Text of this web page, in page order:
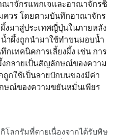
ณาจักรแพกเจและอาณาจักรชิ
ควร โดยตามบันทึกอาณาจักร
งมาสู่ประเทศญี่ปุ่นในภายหลัง
ำผึ้งถูกนำมาใช้ทำขนมอบน้ำ
เทคนิคการเลี้ยงผึ้ง เช่น การ
งกลายเป็นสัญลักษณ์ของความ
กใช้เป็นลายปักบนของมีค่า
กษณ์ของความขยันหมั่นเพียร
โลกรัมที่ตายเนื่องจากได้รับพิษ